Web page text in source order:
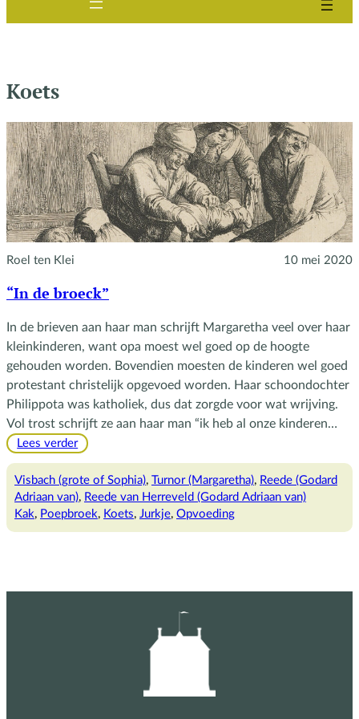
Koets
Roel ten Klei 10 mei 2020
“In de broeck”
In de brieven aan haar man schrijft Margaretha veel over haar
kleinkinderen, want opa moest wel goed op de hoogte
gehouden worden. Bovendien moesten de kinderen wel goed
protestant christelijk opgevoed worden. Haar schoondochter
Philippota was katholiek, dus dat zorgde voor wat wrijving.
Vol trost schrijft ze aan haar man “ik heb al onze kinderen…
Lees verder:
de
broeck”
Visbach (grote of Sophia), Turnor (Margaretha), Reede (Godard
Adriaan van), Reede van Herreveld (Godard Adriaan van)
Kak, Poepbroek, Koets, Jurkje, Opvoeding